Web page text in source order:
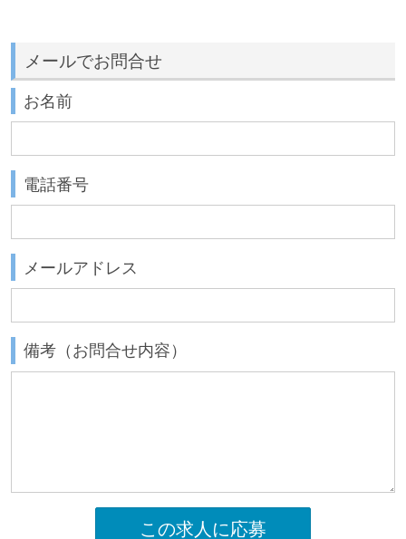
メールでお問合せ
お名前
電話番号
メールアドレス
備考（お問合せ内容）
この求人に応募